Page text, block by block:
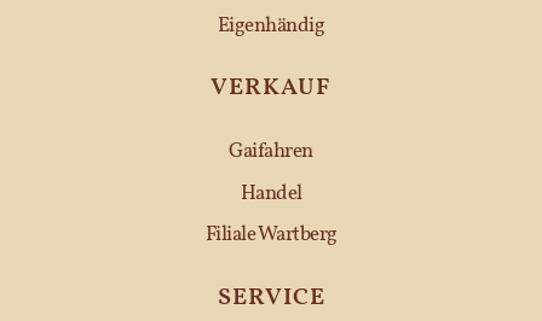
Eigenhändig
VERKAUF
Gaifahren
Handel
Filiale Wartberg
SERVICE